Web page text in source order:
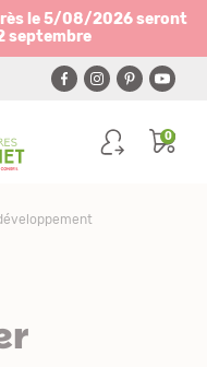
le 5/08/2026 seront
septembre
0